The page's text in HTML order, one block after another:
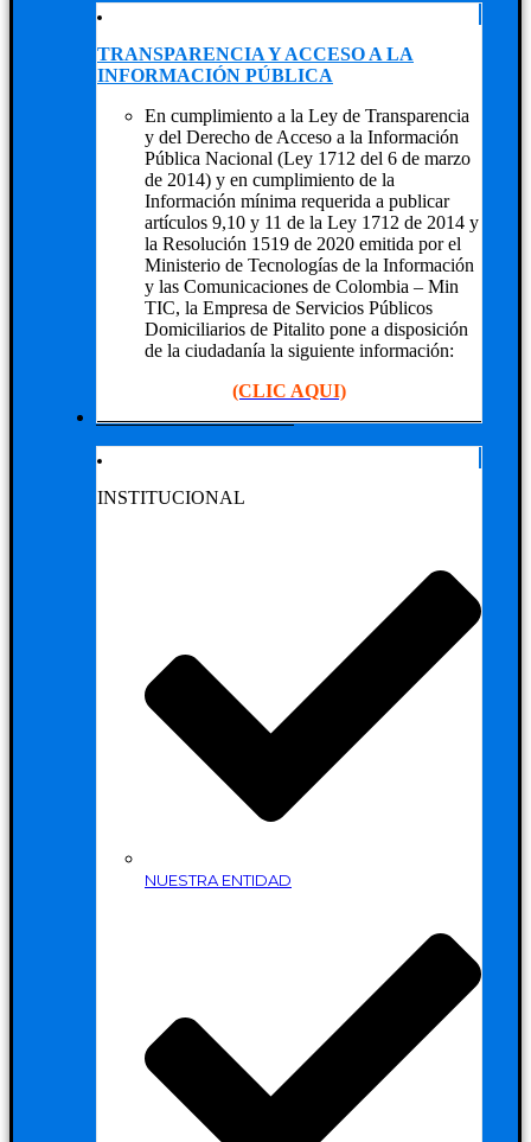
TRANSPARENCIA Y ACCESO A LA
INFORMACIÓN PÚBLICA
En cumplimiento a la Ley de Transparencia
y del Derecho de Acceso a la Información
Pública Nacional (Ley 1712 del 6 de marzo
de 2014) y en cumplimiento de la
Información mínima requerida a publicar
artículos 9,10 y 11 de la Ley 1712 de 2014 y
la Resolución 1519 de 2020 emitida por el
Ministerio de Tecnologías de la Información
y las Comunicaciones de Colombia – Min
TIC, la Empresa de Servicios Públicos
Domiciliarios de Pitalito pone a disposición
de la ciudadanía la siguiente información:
(CLIC AQUI)
NUESTRA EMPRESA
INSTITUCIONAL
NUESTRA ENTIDAD